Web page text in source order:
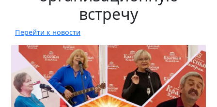
встречу
Перейти к новости